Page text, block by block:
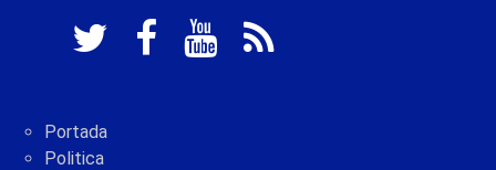
Portada
Politica